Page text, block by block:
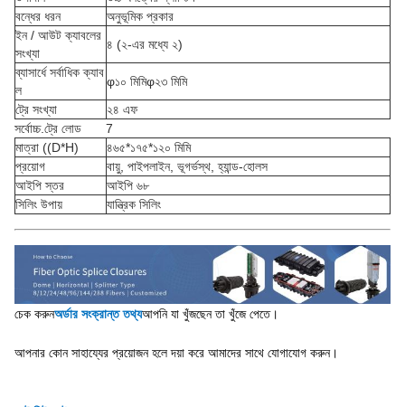
বন্ধের ধরন
অনুভূমিক প্রকার
ইন / আউট ক্যাবলের
সংখ্যা
৪ (২-এর মধ্যে ২)
ব্যাসার্ধে সর্বাধিক ক্যাব
ল
φ১০ মিমিφ২৩ মিমি
ট্রে সংখ্যা
২৪ এফ
সর্বোচ্চ.ট্রে লোড
7
মাত্রা ((D*H)
৪৬৫*১৭৫*১২০ মিমি
প্রয়োগ
বায়ু, পাইপলাইন, ভূগর্ভস্থ, হ্যান্ড-হোলস
আইপি স্তর
আইপি ৬৮
সিলিং উপায়
যান্ত্রিক সিলিং
চেক করুনঅর্ডার সংক্রান্ত তথ্যআপনি যা খুঁজছেন তা খুঁজে পেতে।
আপনার কোন সাহায্যের প্রয়োজন হলে দয়া করে আমাদের সাথে যোগাযোগ করুন।